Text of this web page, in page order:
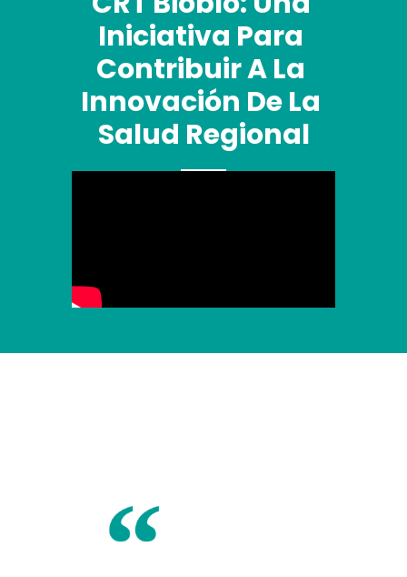
Iniciativa Para
Contribuir A La
Innovación De La
Salud Regional